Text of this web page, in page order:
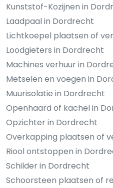
Kunststof-Kozijnen in
Laadpaal in Dordrecht
Lichtkoepel plaatsen of
Loodgieters in Dordrecht
Machines verhuur in
Metselen en voegen in
Muurisolatie in Dordrecht
Openhaard of kachel in
Opzichter in Dordrecht
Overkapping plaatsen of
Riool ontstoppen in
Schilder in Dordrecht
Schoorsteen plaatsen of